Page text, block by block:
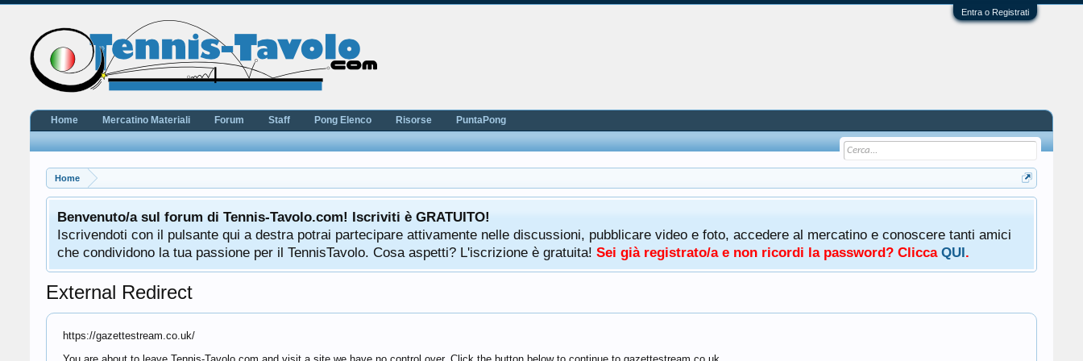
Entra o Registrati
Home
Benvenuto/a sul forum di Tennis-Tavolo.com! Iscriviti è GRATUITO!
Iscrivendoti con il pulsante qui a destra potrai partecipare attivamente nelle discussioni, pubblicare video e foto, accedere al mercatino e conoscere tanti amici
che condividono la tua passione per il TennisTavolo. Cosa aspetti? L'iscrizione è gratuita! Sei già registrato/a e non ricordi la password? Clicca QUI.
External Redirect
https://gazettestream.co.uk/
Home Mercatino Materiali Forum Staff Pong Elenco Risorse PuntaPong